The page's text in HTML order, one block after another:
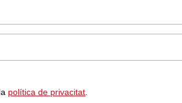
política de privacitat.